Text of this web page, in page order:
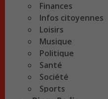
Finances
Infos citoyennes
Loisirs
Musique
Politique
Santé
Société
Sports